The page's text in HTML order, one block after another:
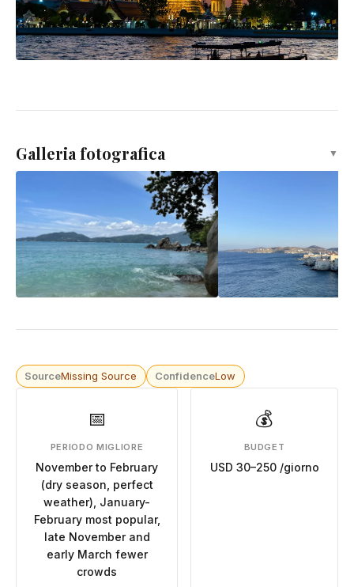
Galleria fotografica ▼
SourceMissing Source ConfidenceLow
📅
PERIODO MIGLIORE
November to February
(dry season, perfect
weather), January-
February most popular,
late November and
early March fewer
crowds
💰
BUDGET
USD 30–250 /giorno